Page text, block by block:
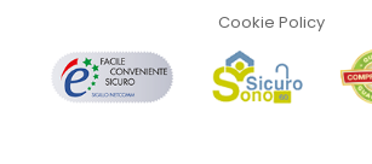
Cookie Policy